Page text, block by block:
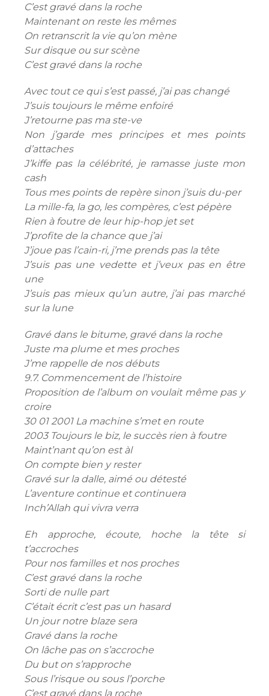
C’est gravé dans la roche
Maintenant on reste les mêmes
On retranscrit la vie qu’on mène
Sur disque ou sur scène
C’est gravé dans la roche
Avec tout ce qui s’est passé, j’ai pas changé
J’suis toujours le même enfoiré
J’retourne pas ma ste-ve
Non j’garde mes principes et mes points
d’attaches
J’kiffe pas la célébrité, je ramasse juste mon
cash
Tous mes points de repère sinon j’suis du-per
La mille-fa, la go, les compères, c’est pépère
Rien à foutre de leur hip-hop jet set
J’profite de la chance que j’ai
J’joue pas l’cain-ri, j’me prends pas la tête
J’suis pas une vedette et j’veux pas en être
une
J’suis pas mieux qu’un autre, j’ai pas marché
sur la lune
Gravé dans le bitume, gravé dans la roche
Juste ma plume et mes proches
J’me rappelle de nos débuts
9.7. Commencement de l’histoire
Proposition de l’album on voulait même pas y
croire
30 01 2001 La machine s’met en route
2003 Toujours le biz, le succès rien à foutre
Maint’nant qu’on est àl
On compte bien y rester
Gravé sur la dalle, aimé ou détesté
L’aventure continue et continuera
Inch’Allah qui vivra verra
Eh approche, écoute, hoche la tête si
t’accroches
Pour nos familles et nos proches
C’est gravé dans la roche
Sorti de nulle part
C’était écrit c’est pas un hasard
Un jour notre blaze sera
Gravé dans la roche
On lâche pas on s’accroche
Du but on s’rapproche
Sous l’risque ou sous l’porche
C’est gravé dans la roche